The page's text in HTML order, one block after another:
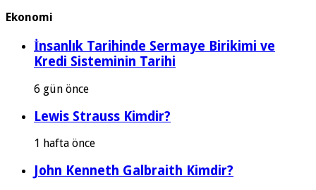
Ekonomi
İnsanlık Tarihinde Sermaye Birikimi ve
Kredi Sisteminin Tarihi
6 gün önce
Lewis Strauss Kimdir?
1 hafta önce
John Kenneth Galbraith Kimdir?